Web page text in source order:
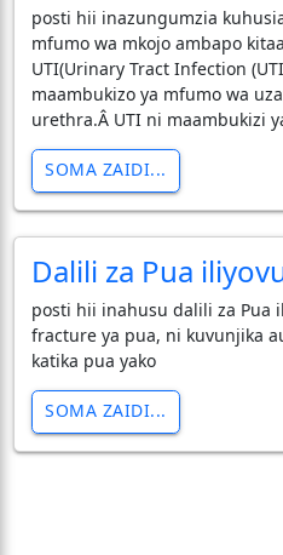
posti hii inazungumzia
mfumo wa mkojo ambapo
UTI(Urinary Tract Infection
maambukizo ya mfumo wa
urethra.Â UTI ni maambukizi
SOMA ZAIDI...
Dalili za Pua
posti hii inahusu dalili za Pua
fracture ya pua, ni kuvunjika
katika pua yako
SOMA ZAIDI...